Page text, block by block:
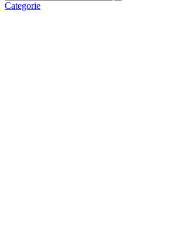
Categorie